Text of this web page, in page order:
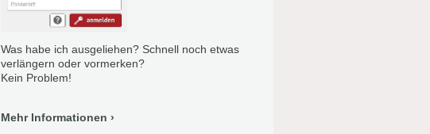
Was habe ich ausgeliehen? Schnell noch etwas
verlängern oder vormerken?
Kein Problem!
Mehr Informationen